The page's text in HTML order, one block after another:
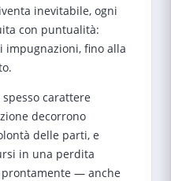
inevitabile, ogni
con puntualità:
impugnazioni, fino alla
carattere
decorrono
delle parti, e
in una perdita
— anche